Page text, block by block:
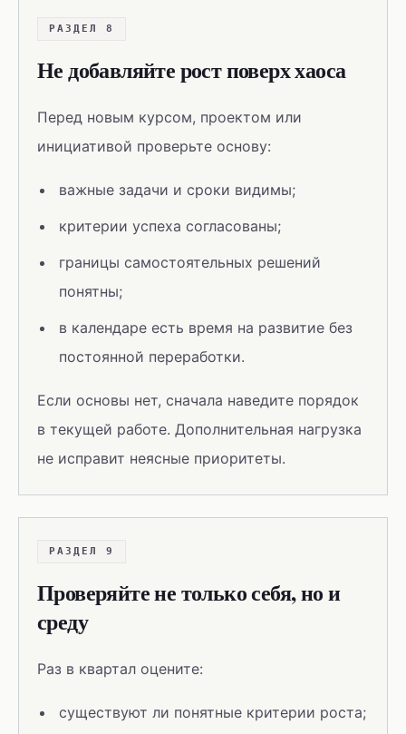
РАЗДЕЛ 8
Не добавляйте рост поверх хаоса
Перед новым курсом, проектом или
инициативой проверьте основу:
важные задачи и сроки видимы;
критерии успеха согласованы;
границы самостоятельных решений
понятны;
в календаре есть время на развитие без
постоянной переработки.
Если основы нет, сначала наведите порядок
в текущей работе. Дополнительная нагрузка
не исправит неясные приоритеты.
РАЗДЕЛ 9
Проверяйте не только себя, но и
среду
Раз в квартал оцените:
существуют ли понятные критерии роста;